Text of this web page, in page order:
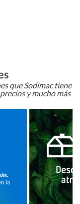
que Sodimac tiene
y mucho más